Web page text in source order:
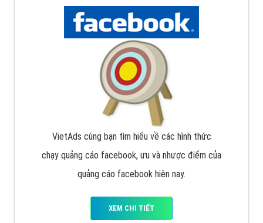
VietAds cùng bạn tìm hiểu về các hình thức
chạy quảng cáo facebook, ưu và nhược điểm của
quảng cáo facebook hiện nay.
XEM CHI TIẾT